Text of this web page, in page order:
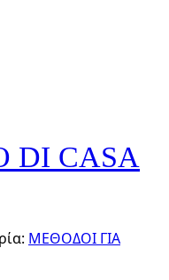
DI CASA
ΜΕΘΟΔΟΙ ΓΙΑ